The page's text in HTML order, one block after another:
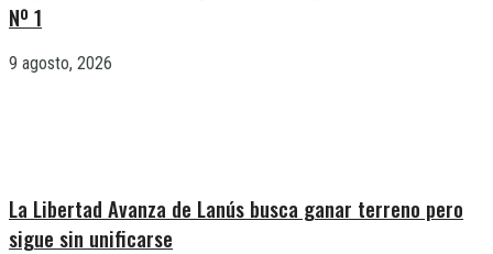
Nº 1
9 agosto, 2026
La Libertad Avanza de Lanús busca ganar terreno pero
sigue sin unificarse